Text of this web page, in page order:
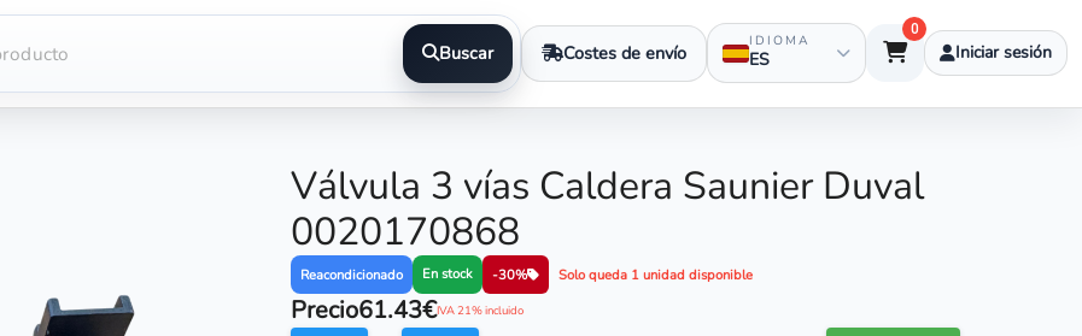
Buscar Costes de envío IDIOMA
ES
0
Iniciar sesión
Válvula 3 vías Caldera Saunier Duval
0020170868
Reacondicionado En stock -30% Solo queda 1 unidad disponible
Precio61.43€IVA 21% incluido